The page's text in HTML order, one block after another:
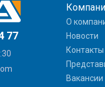
77
О
Новости
Контакты
Вакансии